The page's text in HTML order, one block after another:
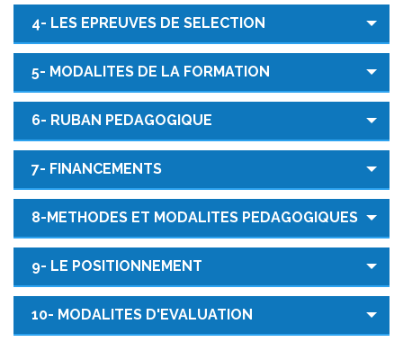
4- LES EPREUVES DE SELECTION
5- MODALITES DE LA FORMATION
6- RUBAN PEDAGOGIQUE
7- FINANCEMENTS
8-METHODES ET MODALITES PEDAGOGIQUES
9- LE POSITIONNEMENT
10- MODALITES D'EVALUATION